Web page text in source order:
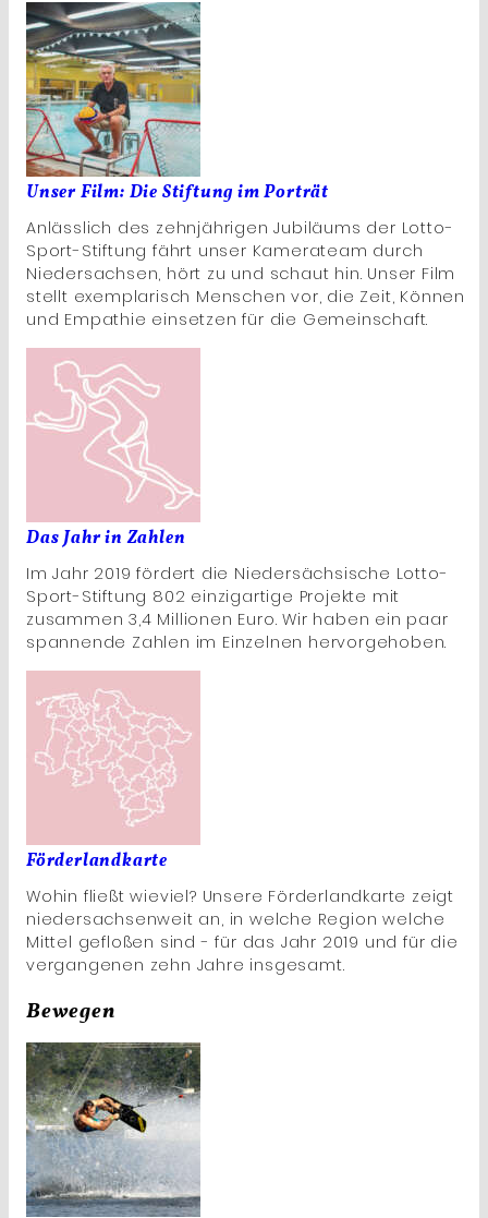
Unser Film: Die Stiftung im Porträt
Anlässlich des zehnjährigen Jubiläums der Lotto-
Sport-Stiftung fährt unser Kamerateam durch
Niedersachsen, hört zu und schaut hin. Unser Film
stellt exemplarisch Menschen vor, die Zeit, Können
und Empathie einsetzen für die Gemeinschaft.
Das Jahr in Zahlen
Im Jahr 2019 fördert die Niedersächsische Lotto-
Sport-Stiftung 802 einzigartige Projekte mit
zusammen 3,4 Millionen Euro. Wir haben ein paar
spannende Zahlen im Einzelnen hervorgehoben.
Förderlandkarte
Wohin fließt wieviel? Unsere Förderlandkarte zeigt
niedersachsenweit an, in welche Region welche
Mittel gefloßen sind - für das Jahr 2019 und für die
vergangenen zehn Jahre insgesamt.
Bewegen